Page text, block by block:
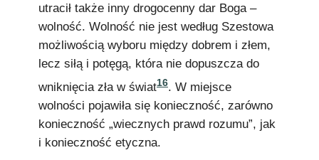
utracił także inny drogocenny dar Boga –
wolność. Wolność nie jest według Szestowa
możliwością wyboru między dobrem i złem,
lecz siłą i potęgą, która nie dopuszcza do
wniknięcia zła w świat16. W miejsce
wolności pojawiła się konieczność, zarówno
konieczność „wiecznych prawd rozumu”, jak
i konieczność etyczna.